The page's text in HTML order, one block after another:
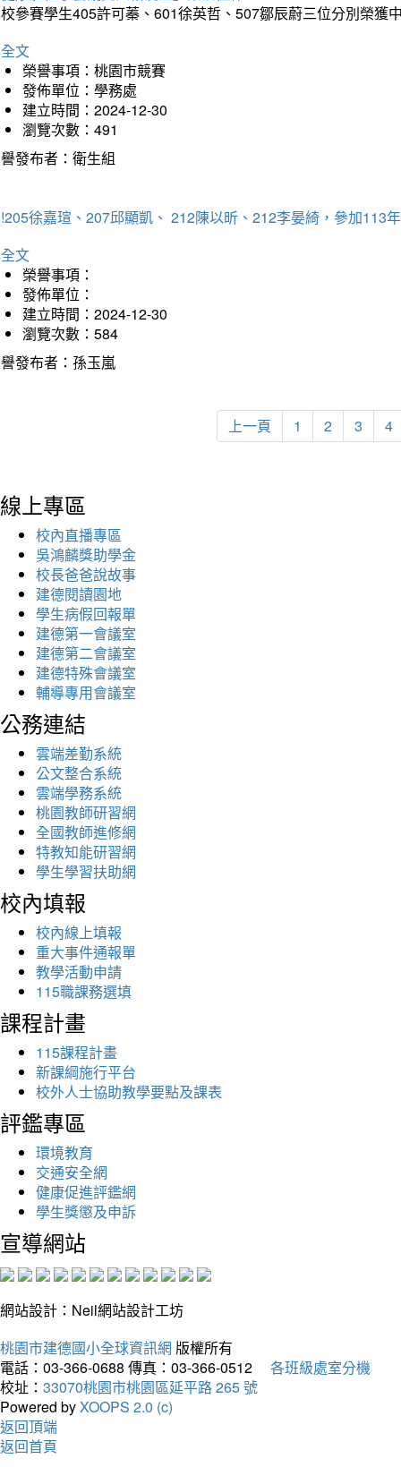
參賽學生405許可蓁、601徐英哲、507鄒辰蔚三位分別榮獲
文
榮譽事項：桃園市競賽
發佈單位：學務處
建立時間：2024-12-30
瀏覽次數：491
發布者：衛生組
徐嘉瑄、207邱顯凱、 212陳以昕、212李晏綺，參加113
文
榮譽事項：
發佈單位：
建立時間：2024-12-30
瀏覽次數：584
發布者：孫玉嵐
上一頁 1 2 3 4
線上專區
校內直播專區
吳鴻麟獎助學金
校長爸爸說故事
建德閱讀園地
學生病假回報單
建德第一會議室
建德第二會議室
建德特殊會議室
輔導專用會議室
公務連結
雲端差勤系統
公文整合系統
雲端學務系統
桃園教師研習網
全國教師進修網
特教知能研習網
學生學習扶助網
校內填報
校內線上填報
重大事件通報單
教學活動申請
115職課務選填
課程計畫
115課程計畫
新課綱施行平台
校外人士協助教學要點及課表
評鑑專區
環境教育
交通安全網
健康促進評鑑網
學生獎懲及申訴
宣導網站
網站設計：Neil網站設計工坊
桃園市建德國小全球資訊網 版權所有
電話：03-366-0688 傳真：03-366-0512
各班級處室分機
校址： 33070桃園市桃園區延平路 265 號
Powered byXOOPS 2.0 (c)
返回頂端
返回首頁